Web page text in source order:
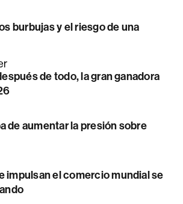
burbujas y el riesgo de una
de todo, la gran ganadora
de aumentar la presión sobre
impulsan el comercio mundial se